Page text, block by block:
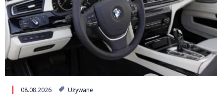
08.08.2026 Używane